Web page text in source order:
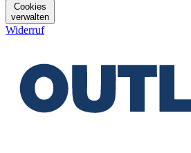
Cookies
verwalten
Widerruf